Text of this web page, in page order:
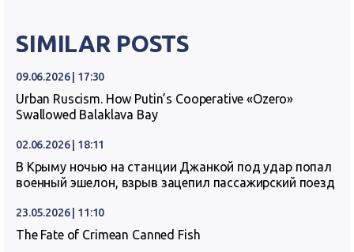
SIMILAR POSTS
09.06.2026 | 17:30
Urban Ruscism. How Putin’s Cooperative «Ozero»
Swallowed Balaklava Bay
02.06.2026 | 18:11
В Крыму ночью на станции Джанкой под удар попал
военный эшелон, взрыв зацепил пассажирский поезд
23.05.2026 | 11:10
The Fate of Crimean Canned Fish